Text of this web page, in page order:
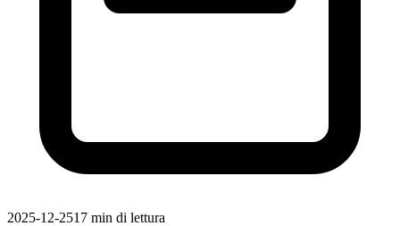
2025-12-2517 min di lettura